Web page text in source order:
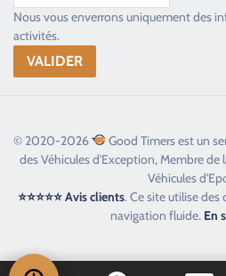
Nous vous enverrons uniquement des
activités.
© 2020-2026 Good Timers est un
des Véhicules d'Exception, Membre de
Véhicules
⭐⭐⭐⭐⭐ Avis clients. Ce site utilise des
navigation fluide. En